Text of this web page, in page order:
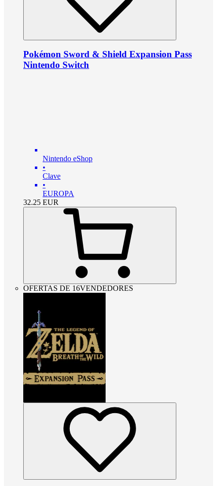
Pokémon Sword & Shield Expansion Pass
Nintendo Switch
Nintendo eShop
•
Clave
•
EUROPA
32.25 EUR
OFERTAS DE 16VENDEDORES